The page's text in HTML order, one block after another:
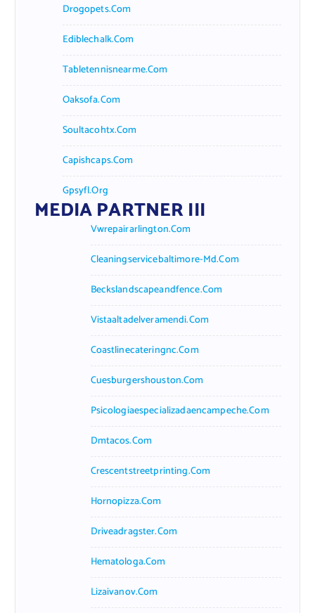
Drogopets.com
Ediblechalk.com
Tabletennisnearme.com
Oaksofa.com
Soultacohtx.com
Capishcaps.com
Gpsyfl.org
MEDIA PARTNER III
Vwrepairarlington.com
Cleaningservicebaltimore-Md.com
Beckslandscapeandfence.com
Vistaaltadelveramendi.com
Coastlinecateringnc.com
Cuesburgershouston.com
Psicologiaespecializadaencampeche.com
Dmtacos.com
Crescentstreetprinting.com
Hornopizza.com
Driveadragster.com
Hematologa.com
Lizaivanov.com